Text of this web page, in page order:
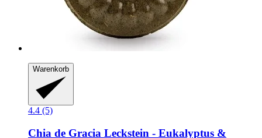
Warenkorb
4.4 (5)
Chia de Gracia Leckstein -​ Eukalyptus &